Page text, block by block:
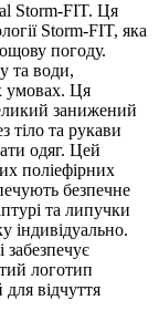
Storm-FIT. Ця
Storm-FIT, яка
погоду.
та води,
умовах. Ця
занижений
тіло та рукави
одяг. Цей
поліефірних
безпечне
та липучки
індивідуально.
забезпечує
логотип
відчуття